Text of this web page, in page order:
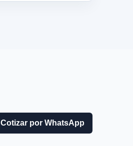
Cotizar por WhatsApp